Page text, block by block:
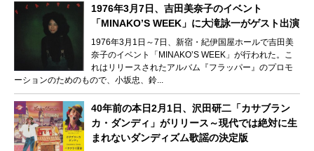
1976年3月7日、吉田美奈子のイベント
「MINAKO’S WEEK」に大滝詠一がゲスト出演
1976年3月1日～7日、新宿・紀伊国屋ホールで吉田美
奈子のイベント「MINAKO’S WEEK」が行われた。こ
れはリリースされたアルバム『フラッパー』のプロモ
ーションのためのもので、小坂忠、鈴...
40年前の本日2月1日、沢田研二「カサブラン
カ・ダンディ」がリリース～現代では絶対に生
まれないダンディズム歌謡の決定版